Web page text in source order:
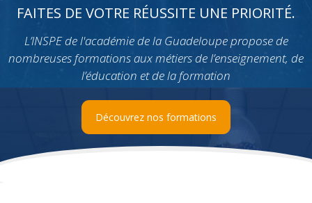
FAITES DE VOTRE RÉUSSITE UNE PRIORITÉ.
L’INSPE de l'académie de la Guadeloupe propose de
nombreuses formations aux métiers de l’enseignement, de
l’éducation et de la formation
Découvrez nos formations